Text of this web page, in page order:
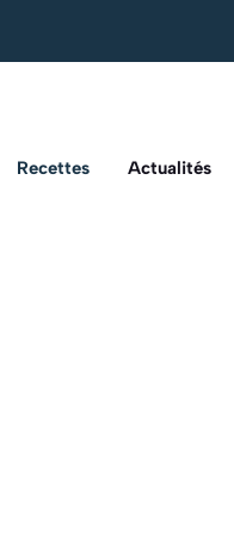
Recettes Actualités